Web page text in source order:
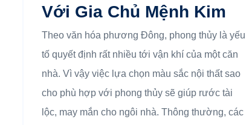
Với Gia Chủ Mệnh Kim
Theo văn hóa phương Đông, phong thủy là yếu
tố quyết định rất nhiều tới vận khí của một căn
nhà. Vì vậy việc lựa chọn màu sắc nội thất sao
cho phù hợp với phong thủy sẽ giúp rước tài
lộc, may mắn cho ngôi nhà. Thông thường, các